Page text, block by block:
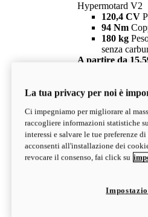
Hypermotard V2
120,4 CV
94 Nm
180 kg
senza
A partire da
V2 SP
Hypermotard V2
120,4 CV
94 Nm
177 kg
senza
Depotenziata
configura scopri
La tua privacy per noi è
Ci impegniamo per migliorare al
raccogliere informazioni statistiche
interessi e salvare le tue preferenze
acconsenti all'installazione dei
revocare il consenso, fai click su